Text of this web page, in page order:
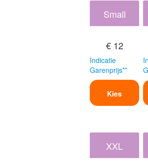
Small
€ 12
Indicatie
Garenprijs**
Kies
XXL